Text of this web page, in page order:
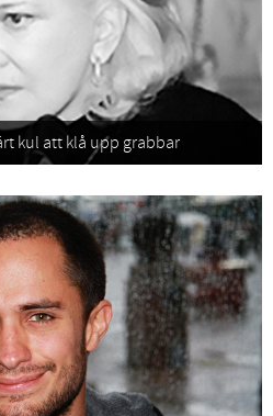
kul att klå upp grabbar